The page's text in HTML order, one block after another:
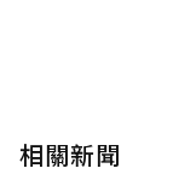
相關新聞